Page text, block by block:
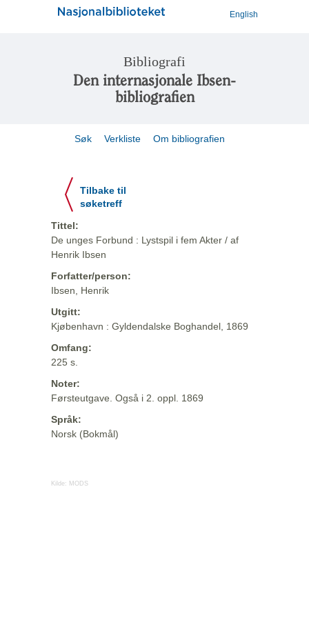
English
Bibliografi
Den internasjonale Ibsen-
bibliografien
Søk Verkliste Om bibliografien
Tilbake til
søketreff
Tittel:
De unges Forbund : Lystspil i fem Akter / af
Henrik Ibsen
Forfatter/person:
Ibsen, Henrik
Utgitt:
Kjøbenhavn : Gyldendalske Boghandel, 1869
Omfang:
225 s.
Noter:
Førsteutgave. Også i 2. oppl. 1869
Språk:
Norsk (Bokmål)
Kilde: MODS